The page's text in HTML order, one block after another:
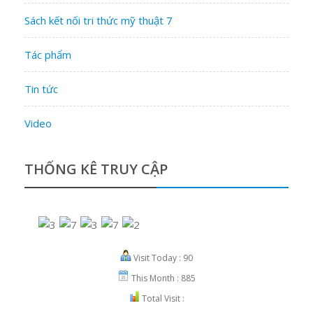
Sách kết nối tri thức mỹ thuật 7
Tác phẩm
Tin tức
Video
THỐNG KÊ TRUY CẬP
Visit Today : 90
This Month : 885
Total Visit :